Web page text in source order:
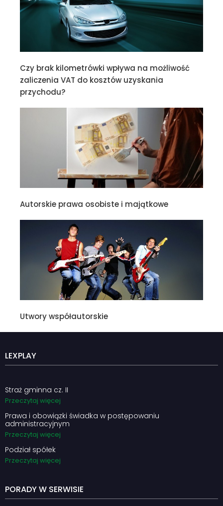
Czy brak kilometrówki wpływa na możliwość
zaliczenia VAT do kosztów uzyskania
przychodu?
Autorskie prawa osobiste i majątkowe
Utwory współautorskie
LEXPLAY
Straż gminna cz. II
Przeczytaj więcej
Prawa i obowiązki świadka w postępowaniu
administracyjnym
Przeczytaj więcej
Podział spółek
Przeczytaj więcej
PORADY W SERWISIE